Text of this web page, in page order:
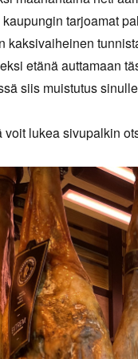
tarjoamat
kaksivaiheinen
etänä auttamaan
siis muistutus
voit lukea sivupalkin